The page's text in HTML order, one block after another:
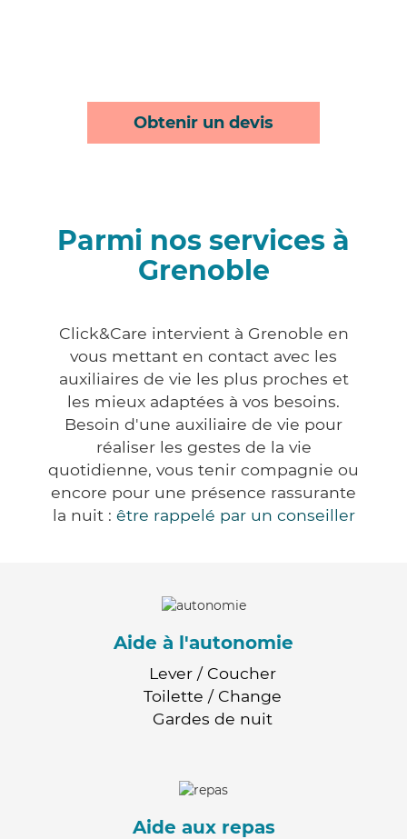
Obtenir un devis
Parmi nos services à
Grenoble
Click&Care intervient à Grenoble en
vous mettant en contact avec les
auxiliaires de vie les plus proches et
les mieux adaptées à vos besoins.
Besoin d'une auxiliaire de vie pour
réaliser les gestes de la vie
quotidienne, vous tenir compagnie ou
encore pour une présence rassurante
la nuit : être rappelé par un conseiller
Aide à l'autonomie
Lever / Coucher
Toilette / Change
Gardes de nuit
Aide aux repas